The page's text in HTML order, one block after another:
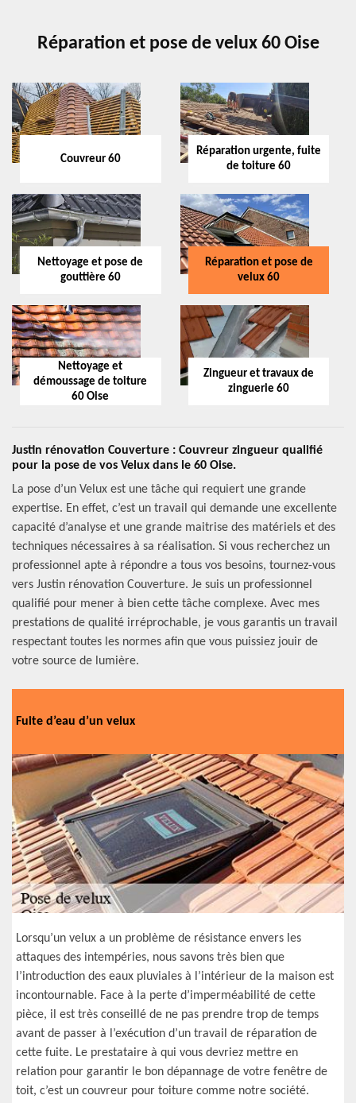
Réparation et pose de velux 60 Oise
Couvreur 60
Réparation urgente, fuite
de toiture 60
Nettoyage et pose de
gouttière 60
Réparation et pose de
velux 60
Nettoyage et
démoussage de toiture
60 Oise
Zingueur et travaux de
zinguerie 60
Justin rénovation Couverture : Couvreur zingueur qualifié
pour la pose de vos Velux dans le 60 Oise.
La pose d’un Velux est une tâche qui requiert une grande
expertise. En effet, c’est un travail qui demande une excellente
capacité d’analyse et une grande maitrise des matériels et des
techniques nécessaires à sa réalisation. Si vous recherchez un
professionnel apte à répondre a tous vos besoins, tournez-vous
vers Justin rénovation Couverture. Je suis un professionnel
qualifié pour mener à bien cette tâche complexe. Avec mes
prestations de qualité irréprochable, je vous garantis un travail
respectant toutes les normes afin que vous puissiez jouir de
votre source de lumière.
Fuite d’eau d’un velux
Lorsqu’un velux a un problème de résistance envers les
attaques des intempéries, nous savons très bien que
l’introduction des eaux pluviales à l’intérieur de la maison est
incontournable. Face à la perte d’imperméabilité de cette
pièce, il est très conseillé de ne pas prendre trop de temps
avant de passer à l’exécution d’un travail de réparation de
cette fuite. Le prestataire à qui vous devriez mettre en
relation pour garantir le bon dépannage de votre fenêtre de
toit, c’est un couvreur pour toiture comme notre société.